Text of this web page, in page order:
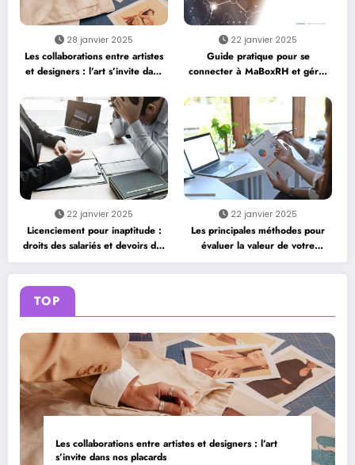
28 janvier 2025
Les collaborations entre artistes
et designers : l’art s’invite dans
22 janvier 2025
Guide pratique pour se
connecter à MaBoxRH et gérer
22 janvier 2025
Licenciement pour inaptitude :
droits des salariés et devoirs des
employeurs
22 janvier 2025
Les principales méthodes pour
évaluer la valeur de votre
entreprise
TOP
Les collaborations entre artistes et designers : l’art
s’invite dans nos placards